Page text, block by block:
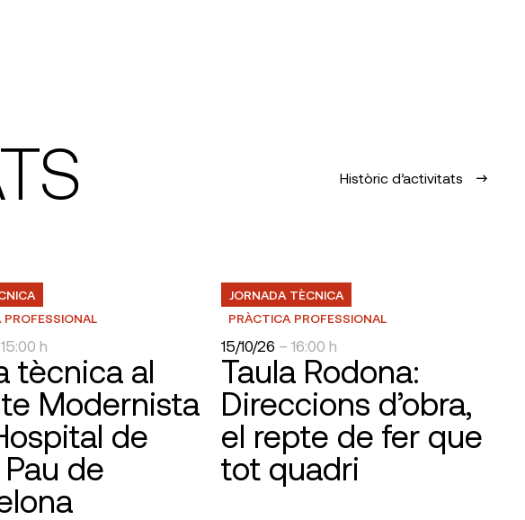
Històric d’activitats
PROFESSIONAL
h
tècnica al
Modernista
de
de
JORNADA TÈCNICA
PRÀCTICA PROFESSIONAL
15/10/26 – 16:00 h
Taula Rodona:
Direccions d’obra,
el repte de fer que
tot quadri